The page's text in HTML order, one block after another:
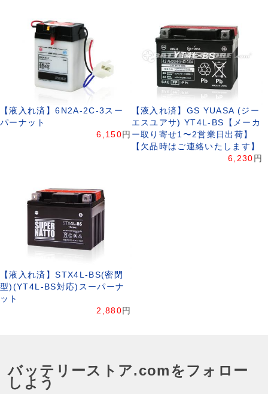
【液入れ済】6N2A-2C-3スー
パーナット
6,150 円
【液入れ済】GS YUASA (ジー
エスユアサ) YT4L-BS【メーカ
ー取り寄せ1〜2営業日出荷】
【欠品時はご連絡いたします】
6,230 円
【液入れ済】STX4L-BS(密閉
型)(YT4L-BS対応)スーパーナ
ット
2,880 円
バッテリーストア.comをフォロー
しよう